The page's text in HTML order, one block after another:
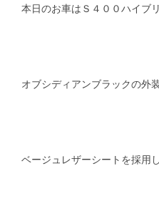
本日のお車はＳ４００ハイブ
オブシディアンブラックの外
ベージュレザーシートを採用